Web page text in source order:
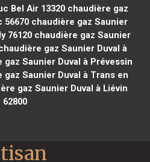
Bel Air 13320 chaudière gaz
56670 chaudière gaz Saunier
76120chaudière gaz Saunier
gaz Saunier Duval à
gaz Saunier Duval à Prévessin
gaz Saunier Duval à Trans en
gaz Saunier Duval à Liévin
62800